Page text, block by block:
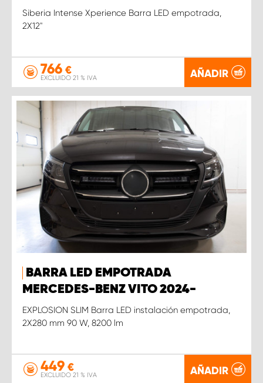
Siberia Intense Xperience Barra LED empotrada,
2X12''
766 €
EXCLUIDO 21 % IVA AÑADIR
BARRA LED EMPOTRADA
MERCEDES-BENZ VITO 2024-
EXPLOSION SLIM Barra LED instalación empotrada,
2X280 mm 90 W, 8200 lm
449 €
EXCLUIDO 21 % IVA AÑADIR